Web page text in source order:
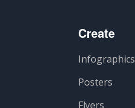
Create
Infographics
Posters
Flyers